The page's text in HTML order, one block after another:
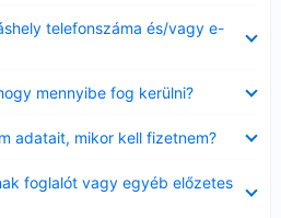
telefonszáma és/vagy e-
mennyibe fog kerülni?
adatait, mikor kell fizetnem?
foglalót vagy egyéb előzetes